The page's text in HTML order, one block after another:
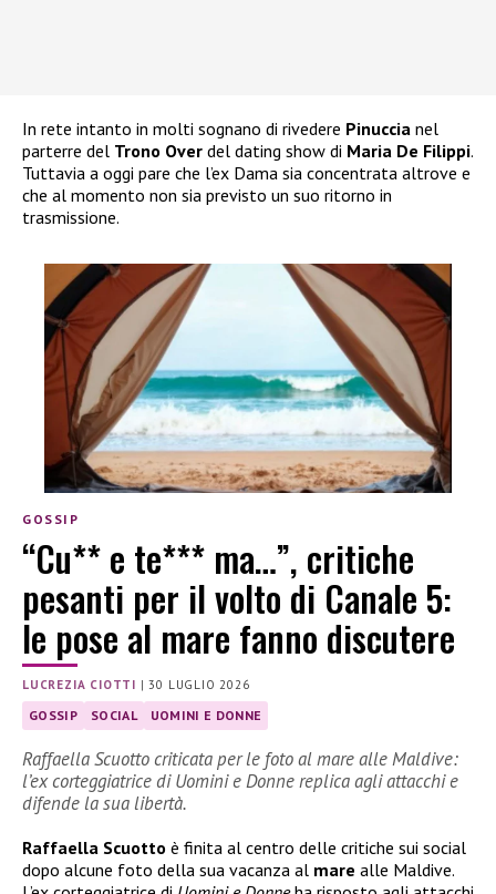
In rete intanto in molti sognano di rivedere Pinuccia nel
parterre del Trono Over del dating show di Maria De Filippi.
Tuttavia a oggi pare che l’ex Dama sia concentrata altrove e
che al momento non sia previsto un suo ritorno in
trasmissione.
GOSSIP
“Cu** e te*** ma…”, critiche
pesanti per il volto di Canale 5:
le pose al mare fanno discutere
LUCREZIA CIOTTI |30 LUGLIO 2026
GOSSIP SOCIAL UOMINI E DONNE
Raffaella Scuotto criticata per le foto al mare alle Maldive:
l’ex corteggiatrice di Uomini e Donne replica agli attacchi e
difende la sua libertà.
Raffaella Scuotto è finita al centro delle critiche sui social
dopo alcune foto della sua vacanza al mare alle Maldive.